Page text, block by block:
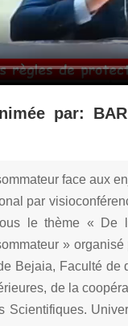
par:
face aux
par
le thème « De
»
Bejaia, Faculté
de la
Scientifiques.